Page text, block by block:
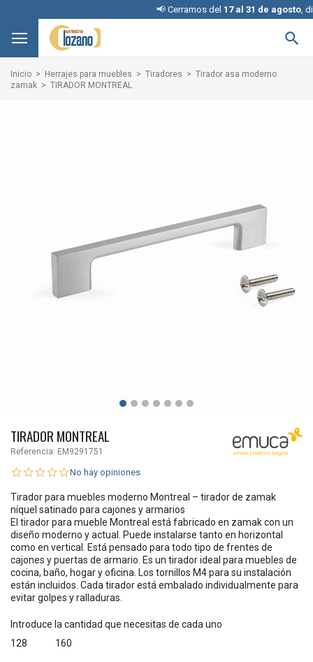
📢 Cerramos del17 al 31 de agosto , disculpe

Inicio Herrajes para muebles Tiradores
Tirador asa moderno
zamak
TIRADOR MONTREAL
TIRADOR MONTREAL
Referencia: EM9291751
No hay opiniones
Tirador para muebles moderno Montreal – tirador de zamak
níquel satinado para cajones y armarios
El tirador para mueble Montreal está fabricado en zamak con un
diseño moderno y actual. Puede instalarse tanto en horizontal
como en vertical. Está pensado para todo tipo de frentes de
cajones y puertas de armario. Es un tirador ideal para muebles de
cocina, baño, hogar y oficina. Los tornillos M4 para su instalación
están incluidos. Cada tirador está embalado individualmente para
evitar golpes y ralladuras.
Introduce la cantidad que necesitas de cada uno
128
160